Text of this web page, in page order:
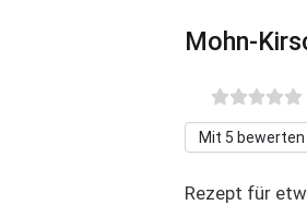
Mohn-
Bitte bewerten
Rezept für